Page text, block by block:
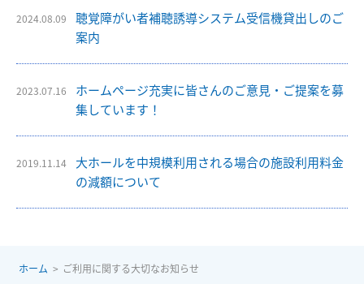
2024.08.09
聴覚障がい者補聴誘導システム受信機貸出しのご
案内
2023.07.16
ホームページ充実に皆さんのご意見・ご提案を募
集しています！
2019.11.14
大ホールを中規模利用される場合の施設利用料金
の減額について
ホーム ご利用に関する大切なお知らせ